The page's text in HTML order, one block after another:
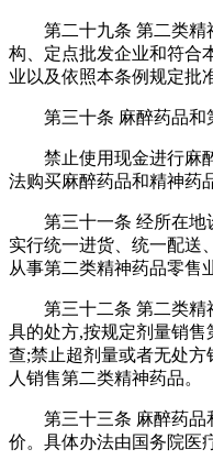
第二十九条 第二类
构、定点批发企业和符合
业以及依照本条例规定批
第三十条 麻醉药品和
禁止使用现金进行麻
法购买麻醉药品和精神药
第三十一条 经所在地
实行统一进货、统一配送
从事第二类精神药品零售
第三十二条 第二类精
具的处方,按规定剂量销
查;禁止超剂量或者无处
人销售第二类精神药品。
第三十三条 麻醉药品
价。具体办法由国务院医